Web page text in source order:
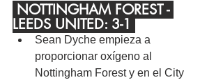
NOTTINGHAM FOREST -
LEEDS UNITED: 3-1
Sean Dyche empieza a
proporcionar oxígeno al
Nottingham Forest y en el City